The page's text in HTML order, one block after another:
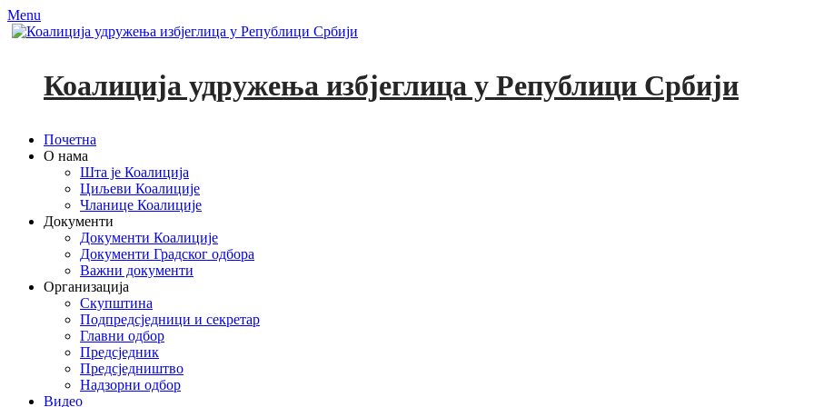
Menu
Коалиција удружења избјеглица у Републици Србији
Primary
Menu
Skip
Почетна
О нама
Шта је Коалиција
Циљеви Коалиције
Чланице Коалиције
Документи
Документи Коалиције
Документи Градског одбора
Важни документи
Организација
Скупштина
Подпредсједници и секретар
Главни одбор
Предсједник
Предсједништво
Надзорни одбор
Видео